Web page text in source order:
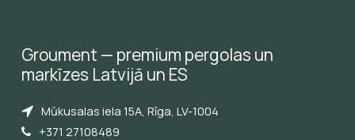
Groument — premium pergolas un
markīzes Latvijā un ES
Mūkusalas iela 15A, Rīga, LV-1004
+371 27108489